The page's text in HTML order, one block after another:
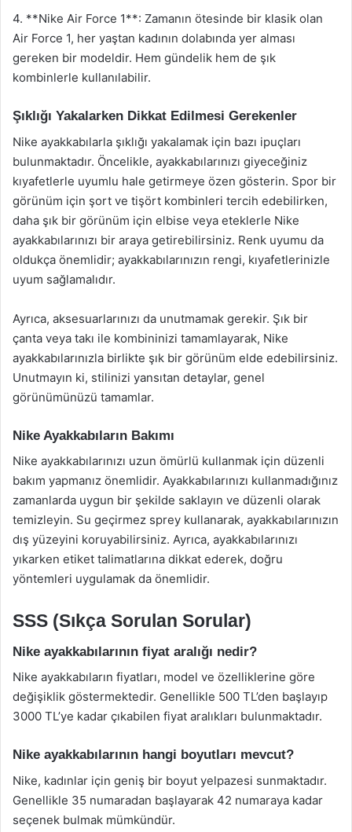
4. **Nike Air Force 1**: Zamanın ötesinde bir klasik olan
Air Force 1, her yaştan kadının dolabında yer alması
gereken bir modeldir. Hem gündelik hem de şık
kombinlerle kullanılabilir.
Şıklığı Yakalarken Dikkat Edilmesi Gerekenler
Nike ayakkabılarla şıklığı yakalamak için bazı ipuçları
bulunmaktadır. Öncelikle, ayakkabılarınızı giyeceğiniz
kıyafetlerle uyumlu hale getirmeye özen gösterin. Spor bir
görünüm için şort ve tişört kombinleri tercih edebilirken,
daha şık bir görünüm için elbise veya eteklerle Nike
ayakkabılarınızı bir araya getirebilirsiniz. Renk uyumu da
oldukça önemlidir; ayakkabılarınızın rengi, kıyafetlerinizle
uyum sağlamalıdır.
Ayrıca, aksesuarlarınızı da unutmamak gerekir. Şık bir
çanta veya takı ile kombininizi tamamlayarak, Nike
ayakkabılarınızla birlikte şık bir görünüm elde edebilirsiniz.
Unutmayın ki, stilinizi yansıtan detaylar, genel
görünümünüzü tamamlar.
Nike Ayakkabıların Bakımı
Nike ayakkabılarınızı uzun ömürlü kullanmak için düzenli
bakım yapmanız önemlidir. Ayakkabılarınızı kullanmadığınız
zamanlarda uygun bir şekilde saklayın ve düzenli olarak
temizleyin. Su geçirmez sprey kullanarak, ayakkabılarınızın
dış yüzeyini koruyabilirsiniz. Ayrıca, ayakkabılarınızı
yıkarken etiket talimatlarına dikkat ederek, doğru
yöntemleri uygulamak da önemlidir.
SSS (Sıkça Sorulan Sorular)
Nike ayakkabılarının fiyat aralığı nedir?
Nike ayakkabıların fiyatları, model ve özelliklerine göre
değişiklik göstermektedir. Genellikle 500 TL’den başlayıp
3000 TL’ye kadar çıkabilen fiyat aralıkları bulunmaktadır.
Nike ayakkabılarının hangi boyutları mevcut?
Nike, kadınlar için geniş bir boyut yelpazesi sunmaktadır.
Genellikle 35 numaradan başlayarak 42 numaraya kadar
seçenek bulmak mümkündür.